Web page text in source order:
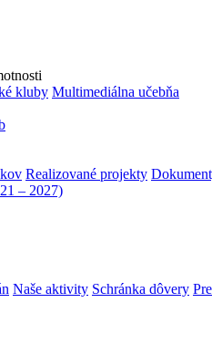
kluby Multimediálna učebňa
Realizované projekty
– 2027)
Naše aktivity Schránka dôvery